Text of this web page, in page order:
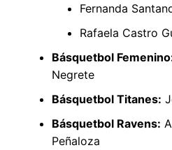
Fernanda
Rafaela Castro
Básquetbol
Negrete
Básquetbol Titanes:
Básquetbol Ravens:
Peñaloza